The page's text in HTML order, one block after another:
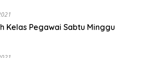
Kelas Pegawai Sabtu Minggu